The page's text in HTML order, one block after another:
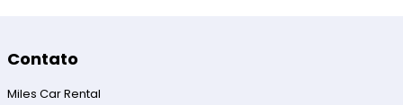
Contato
Miles Car Rental